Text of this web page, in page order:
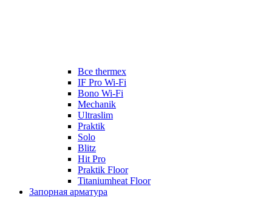
Все thermex
IF Pro Wi-Fi
Bono Wi-Fi
Mechanik
Ultraslim
Praktik
Solo
Blitz
Hit Pro
Praktik Floor
Titaniumheat Floor
Запорная арматура